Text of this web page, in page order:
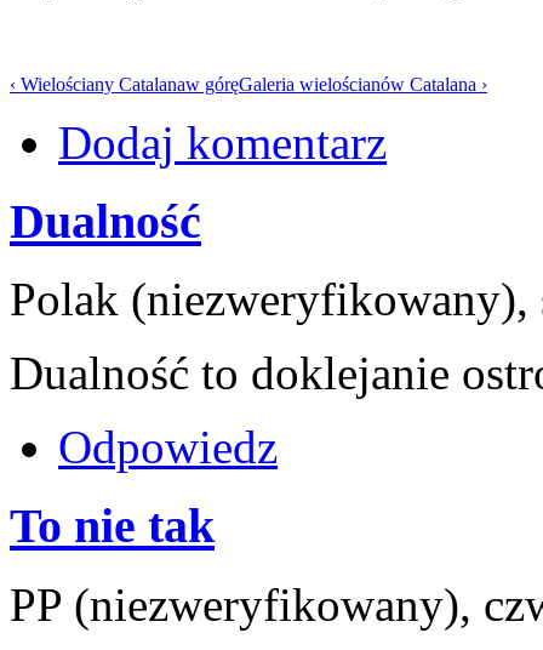
‹ Wielościany Catalanaw góręGaleria wielościanów Catalana ›
Dodaj komentarz
Dualność
Polak (niezweryfikowany),
Dualność to doklejanie
Odpowiedz
To nie tak
PP (niezweryfikowany),